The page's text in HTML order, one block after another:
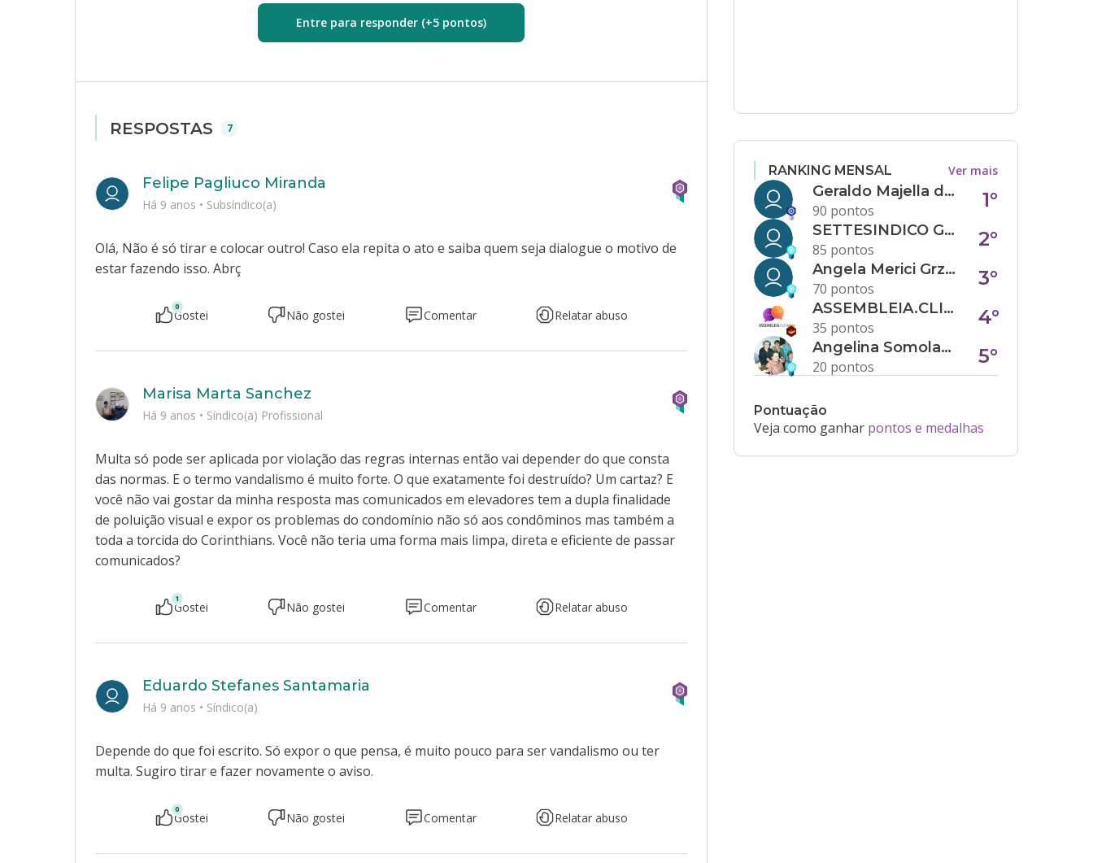
Entre para responder (+5 pontos)
RESPOSTAS 7
Olá, Não é só tirar e colocar outro! Caso ela repita o ato e saiba quem seja dialogue o motivo de
estar fazendo isso. Abrç
Felipe Pagliuco Miranda
Há 9 anos • Subsíndico(a)
0
Gostei Não gostei Comentar Relatar abuso
Multa só pode ser aplicada por violação das regras internas então vai depender do que consta
das normas. E o termo vandalismo é muito forte. O que exatamente foi destruído? Um cartaz? E
você não vai gostar da minha resposta mas comunicados em elevadores tem a dupla finalidade
de poluição visual e expor os problemas do condomínio não só aos condôminos mas também a
toda a torcida do Corinthians. Você não teria uma forma mais limpa, direta e eficiente de passar
comunicados?
Marisa Marta Sanchez
Há 9 anos • Síndico(a) Profissional
1
Gostei Não gostei Comentar Relatar abuso
Depende do que foi escrito. Só expor o que pensa, é muito pouco para ser vandalismo ou ter
multa. Sugiro tirar e fazer novamente o aviso.
Eduardo Stefanes Santamaria
Há 9 anos • Síndico(a)
0
Gostei Não gostei Comentar Relatar abuso
RANKING MENSAL Ver mais
Geraldo Majella da Silva
90 pontos
1°
SETTESINDICO GOVERNANÇA CONDOMINIAL
85 pontos
2°
Angela Merici Grzybowski
70 pontos
3°
ASSEMBLEIA.CLICK
35 pontos
4°
Angelina Somolanji R. Oliveira
20 pontos
5°
Pontuação
Veja como ganhar pontos e medalhas